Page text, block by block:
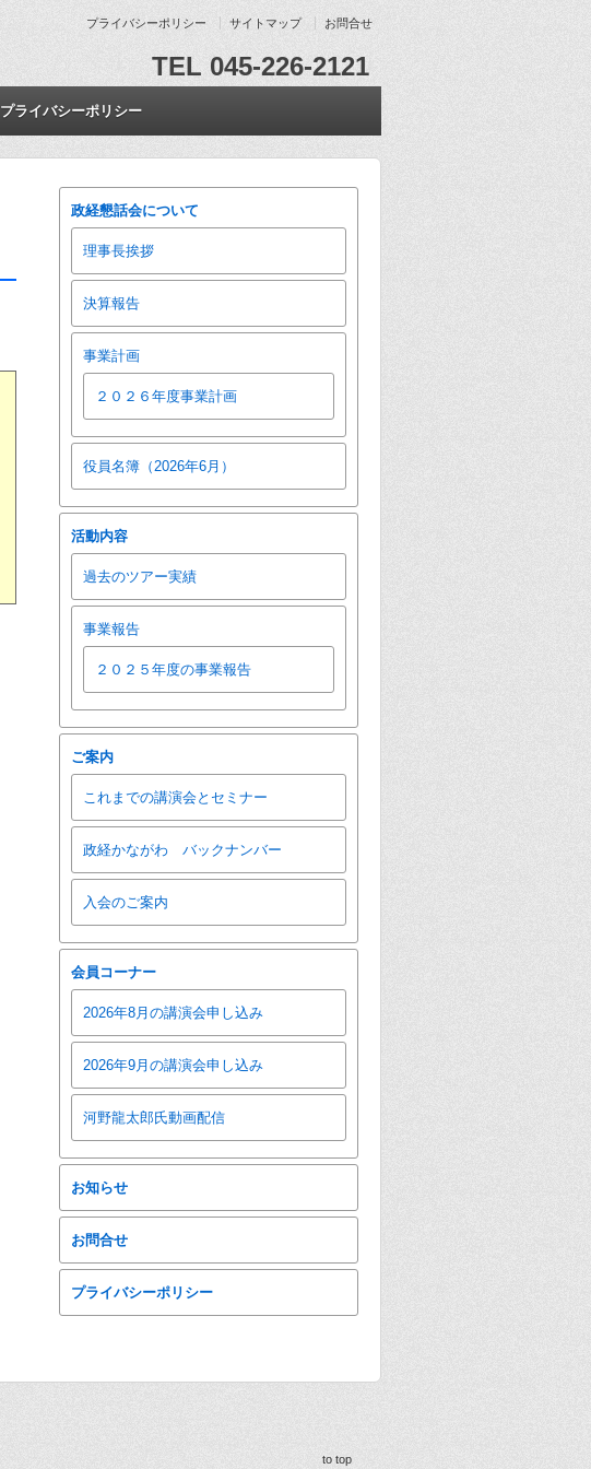
プライバシーポリシー サイトマップ お問合せ
TEL 045-226-2121
プライバシーポリシー
政経懇話会について
理事長挨拶
決算報告
事業計画
２０２６年度事業計画
役員名簿（2026年6月）
活動内容
過去のツアー実績
事業報告
２０２５年度の事業報告
ご案内
これまでの講演会とセミナー
政経かながわ バックナンバー
入会のご案内
会員コーナー
2026年8月の講演会申し込み
2026年9月の講演会申し込み
河野龍太郎氏動画配信
お知らせ
お問合せ
プライバシーポリシー
to top